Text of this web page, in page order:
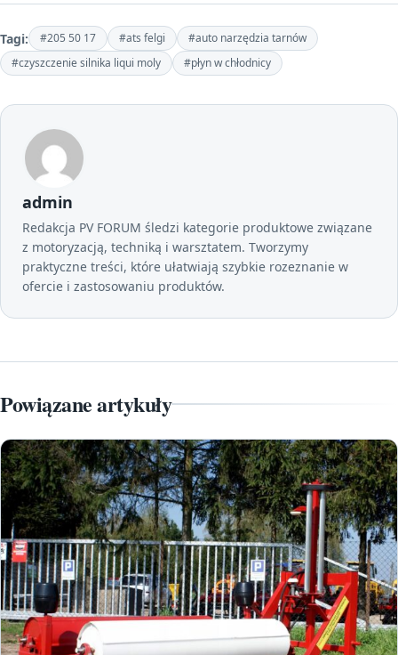
Tagi: #205 50 17 #ats felgi
#auto narzędzia tarnów
#czyszczenie silnika liqui moly
#płyn w chłodnicy
admin
Redakcja PV FORUM śledzi kategorie produktowe związane
z motoryzacją, techniką i warsztatem. Tworzymy
praktyczne treści, które ułatwiają szybkie rozeznanie w
ofercie i zastosowaniu produktów.
Powiązane artykuły